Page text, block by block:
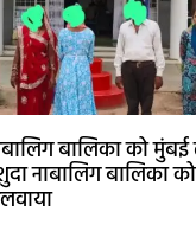
बालिका को
नाबालिग बालिका